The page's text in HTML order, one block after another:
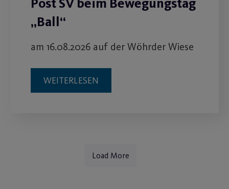
Post SV beim Bewegungstag
„Ball“
am 16.08.2026 auf der Wöhrder Wiese
WEITERLESEN
Load More